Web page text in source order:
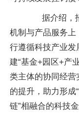
据介绍，招
机制与产品服务
行遵循科技产业发
建“基金+园区+产
类主体的协同经营
的提升，助力形成
链”相融合的科技